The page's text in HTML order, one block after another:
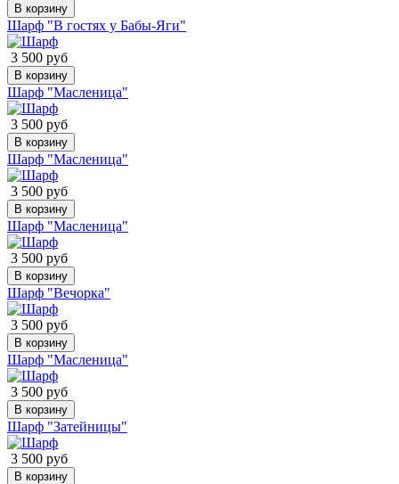
В корзину
Шарф "В гостях у Бабы-Яги"
3 500 руб
В корзину
Шарф "Масленица"
3 500 руб
В корзину
Шарф "Масленица"
3 500 руб
В корзину
Шарф "Масленица"
3 500 руб
В корзину
Шарф "Вечорка"
3 500 руб
В корзину
Шарф "Масленица"
3 500 руб
В корзину
Шарф "Затейницы"
3 500 руб
В корзину